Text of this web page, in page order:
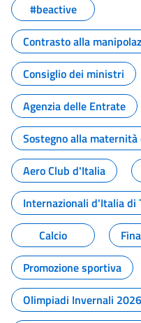
#beactive
Contrasto alla
Consiglio dei ministri
Agenzia delle Entrate
Sostegno alla
Aero Club d'Italia
Internazionali d'Italia di
Calcio
Promozione sportiva
Olimpiadi Invernali